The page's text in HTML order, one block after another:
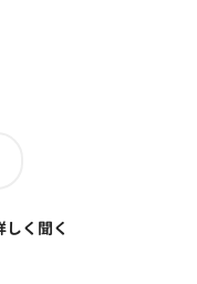
く聞く